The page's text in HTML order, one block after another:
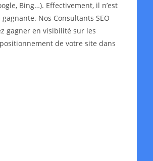
Bing…). Effectivement, il n’est
Nos Consultants SEO
gagner en visibilité sur les
de votre site dans